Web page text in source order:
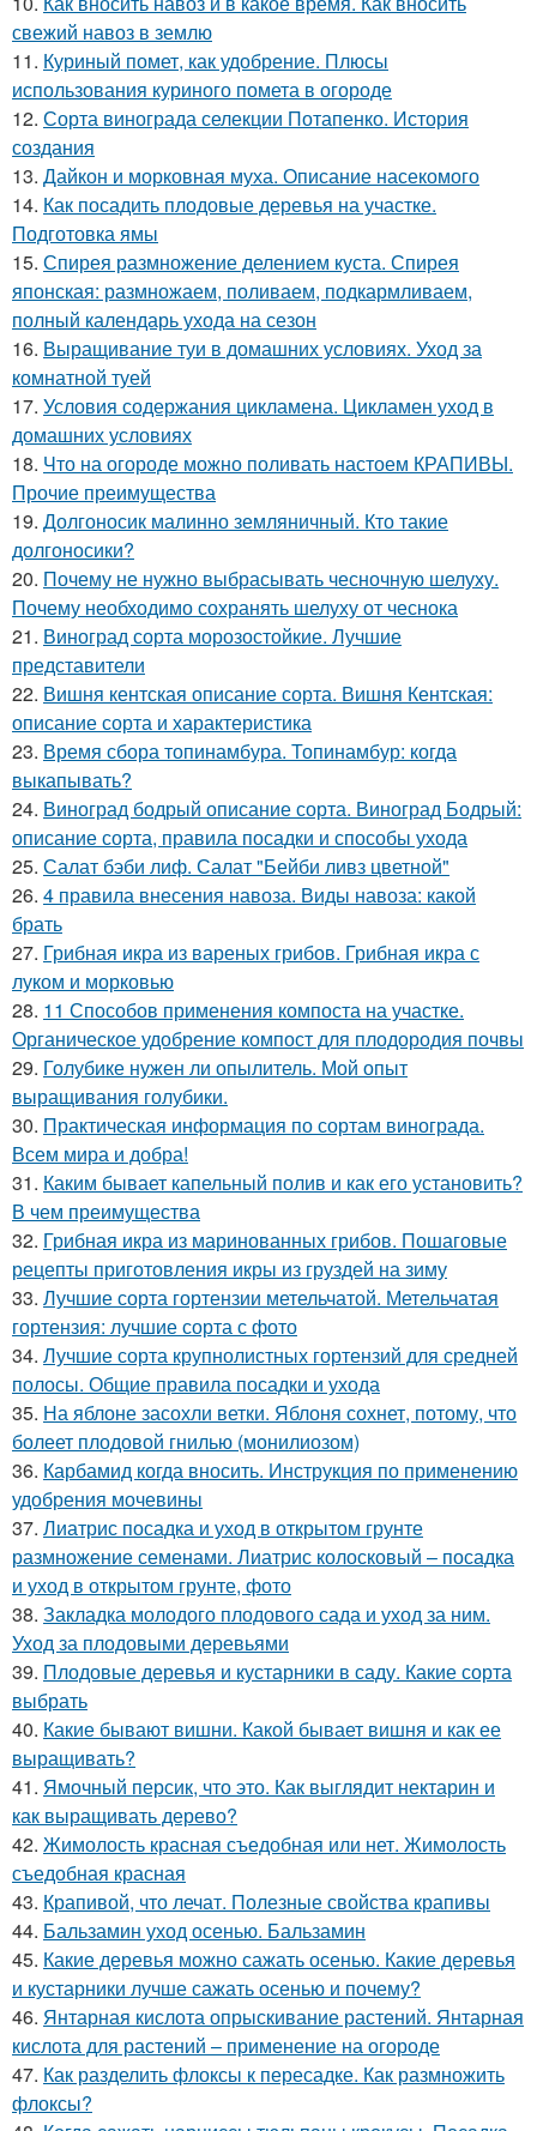
свежий навоз в землю
11. Куриный помет, как удобрение. Плюсы
использования куриного помета в огороде
12. Сорта винограда селекции Потапенко. История
создания
13. Дайкон и морковная муха. Описание насекомого
14. Как посадить плодовые деревья на участке.
Подготовка ямы
15. Спирея размножение делением куста. Спирея
японская: размножаем, поливаем, подкармливаем,
полный календарь ухода на сезон
16. Выращивание туи в домашних условиях. Уход за
комнатной туей
17. Условия содержания цикламена. Цикламен уход в
домашних условиях
18. Что на огороде можно поливать настоем КРАПИВЫ.
Прочие преимущества
19. Долгоносик малинно земляничный. Кто такие
долгоносики?
20. Почему не нужно выбрасывать чесночную шелуху.
Почему необходимо сохранять шелуху от чеснока
21. Виноград сорта морозостойкие. Лучшие
представители
22. Вишня кентская описание сорта. Вишня Кентская:
описание сорта и характеристика
23. Время сбора топинамбура. Топинамбур: когда
выкапывать?
24. Виноград бодрый описание сорта. Виноград Бодрый:
описание сорта, правила посадки и способы ухода
25. Салат бэби лиф. Салат "Бейби ливз цветной"
26. 4 правила внесения навоза. Виды навоза: какой
брать
27. Грибная икра из вареных грибов. Грибная икра с
луком и морковью
28. 11 Способов применения компоста на участке.
Органическое удобрение компост для плодородия почвы
29. Голубике нужен ли опылитель. Мой опыт
выращивания голубики.
30. Практическая информация по сортам винограда.
Всем мира и добра!
31. Каким бывает капельный полив и как его установить?
В чем преимущества
32. Грибная икра из маринованных грибов. Пошаговые
рецепты приготовления икры из груздей на зиму
33. Лучшие сорта гортензии метельчатой. Метельчатая
гортензия: лучшие сорта с фото
34. Лучшие сорта крупнолистных гортензий для средней
полосы. Общие правила посадки и ухода
35. На яблоне засохли ветки. Яблоня сохнет, потому, что
болеет плодовой гнилью (монилиозом)
36. Карбамид когда вносить. Инструкция по применению
удобрения мочевины
37. Лиатрис посадка и уход в открытом грунте
размножение семенами. Лиатрис колосковый – посадка
и уход в открытом грунте, фото
38. Закладка молодого плодового сада и уход за ним.
Уход за плодовыми деревьями
39. Плодовые деревья и кустарники в саду. Какие сорта
выбрать
40. Какие бывают вишни. Какой бывает вишня и как ее
выращивать?
41. Ямочный персик, что это. Как выглядит нектарин и
как выращивать дерево?
42. Жимолость красная съедобная или нет. Жимолость
съедобная красная
43. Крапивой, что лечат. Полезные свойства крапивы
44. Бальзамин уход осенью. Бальзамин
45. Какие деревья можно сажать осенью. Какие деревья
и кустарники лучше сажать осенью и почему?
46. Янтарная кислота опрыскивание растений. Янтарная
кислота для растений – применение на огороде
47. Как разделить флоксы к пересадке. Как размножить
флоксы?